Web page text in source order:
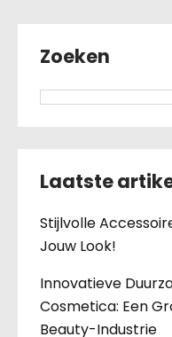
Zoeken
Laatste
Stijlvolle
Jouw Look!
Innovatieve
Cosmetica: Een
Beauty-Industrie